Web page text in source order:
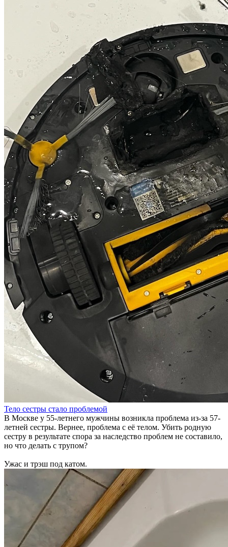
Тело сестры стало проблемой
В Москве у 55-летнего мужчины возникла проблема из-за 57-
летней сестры. Вернее, проблема с её телом. Убить родную
сестру в результате спора за наследство проблем не составило,
но что делать с трупом?
Ужас и трэш под катом.